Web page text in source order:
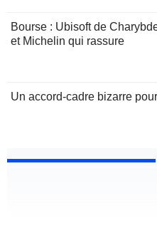
Bourse : Ubisoft de
et Michelin qui rassure
Un accord-cadre bizarre